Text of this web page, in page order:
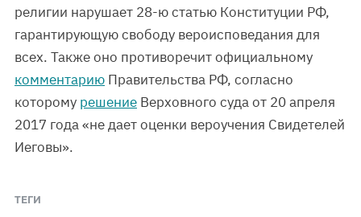
религии нарушает 28-ю статью Конституции РФ,
гарантирующую свободу вероисповедания для
всех. Также оно противоречит официальному
комментарию Правительства РФ, согласно
которому решение Верховного суда от 20 апреля
2017 года «не дает оценки вероучения Свидетелей
Иеговы».
ТЕГИ